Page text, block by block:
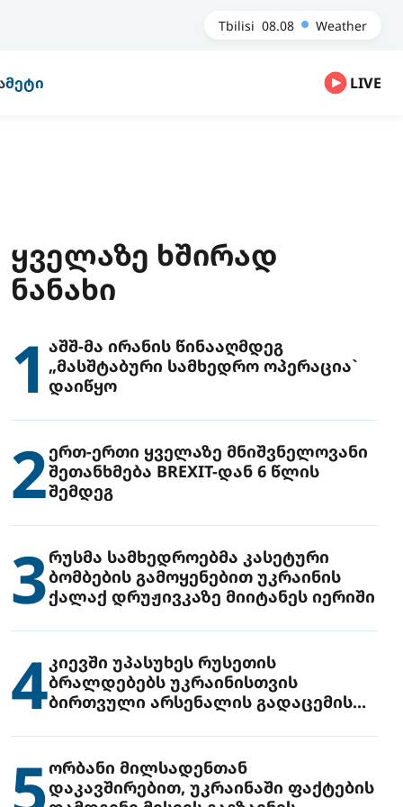
Tbilisi 08.08 Weather
ᲛᲔᲢᲘ LIVE
ᲧᲕᲔᲚᲐᲖᲔ ᲮᲨᲘᲠᲐᲓ
ᲜᲐᲜᲐᲮᲘ
1 აშშ-მა ირანის წინააღმდეგ
„მასშტაბური სამხედრო ოპერაცია`
დაიწყო
2ერთ-ერთი ყველაზე მნიშვნელოვანი
შეთანხმება BREXIT-დან 6 წლის
შემდეგ
3რუსმა სამხედროებმა კასეტური
ბომბების გამოყენებით უკრაინის
ქალაქ დრუჟივკაზე მიიტანეს იერიში
4 კიევში უპასუხეს რუსეთის
ბრალდებებს უკრაინისთვის
ბირთვული არსენალის გადაცემის
5ორბანი მილსადენთან
დაკავშირებით, უკრაინაში ფაქტების